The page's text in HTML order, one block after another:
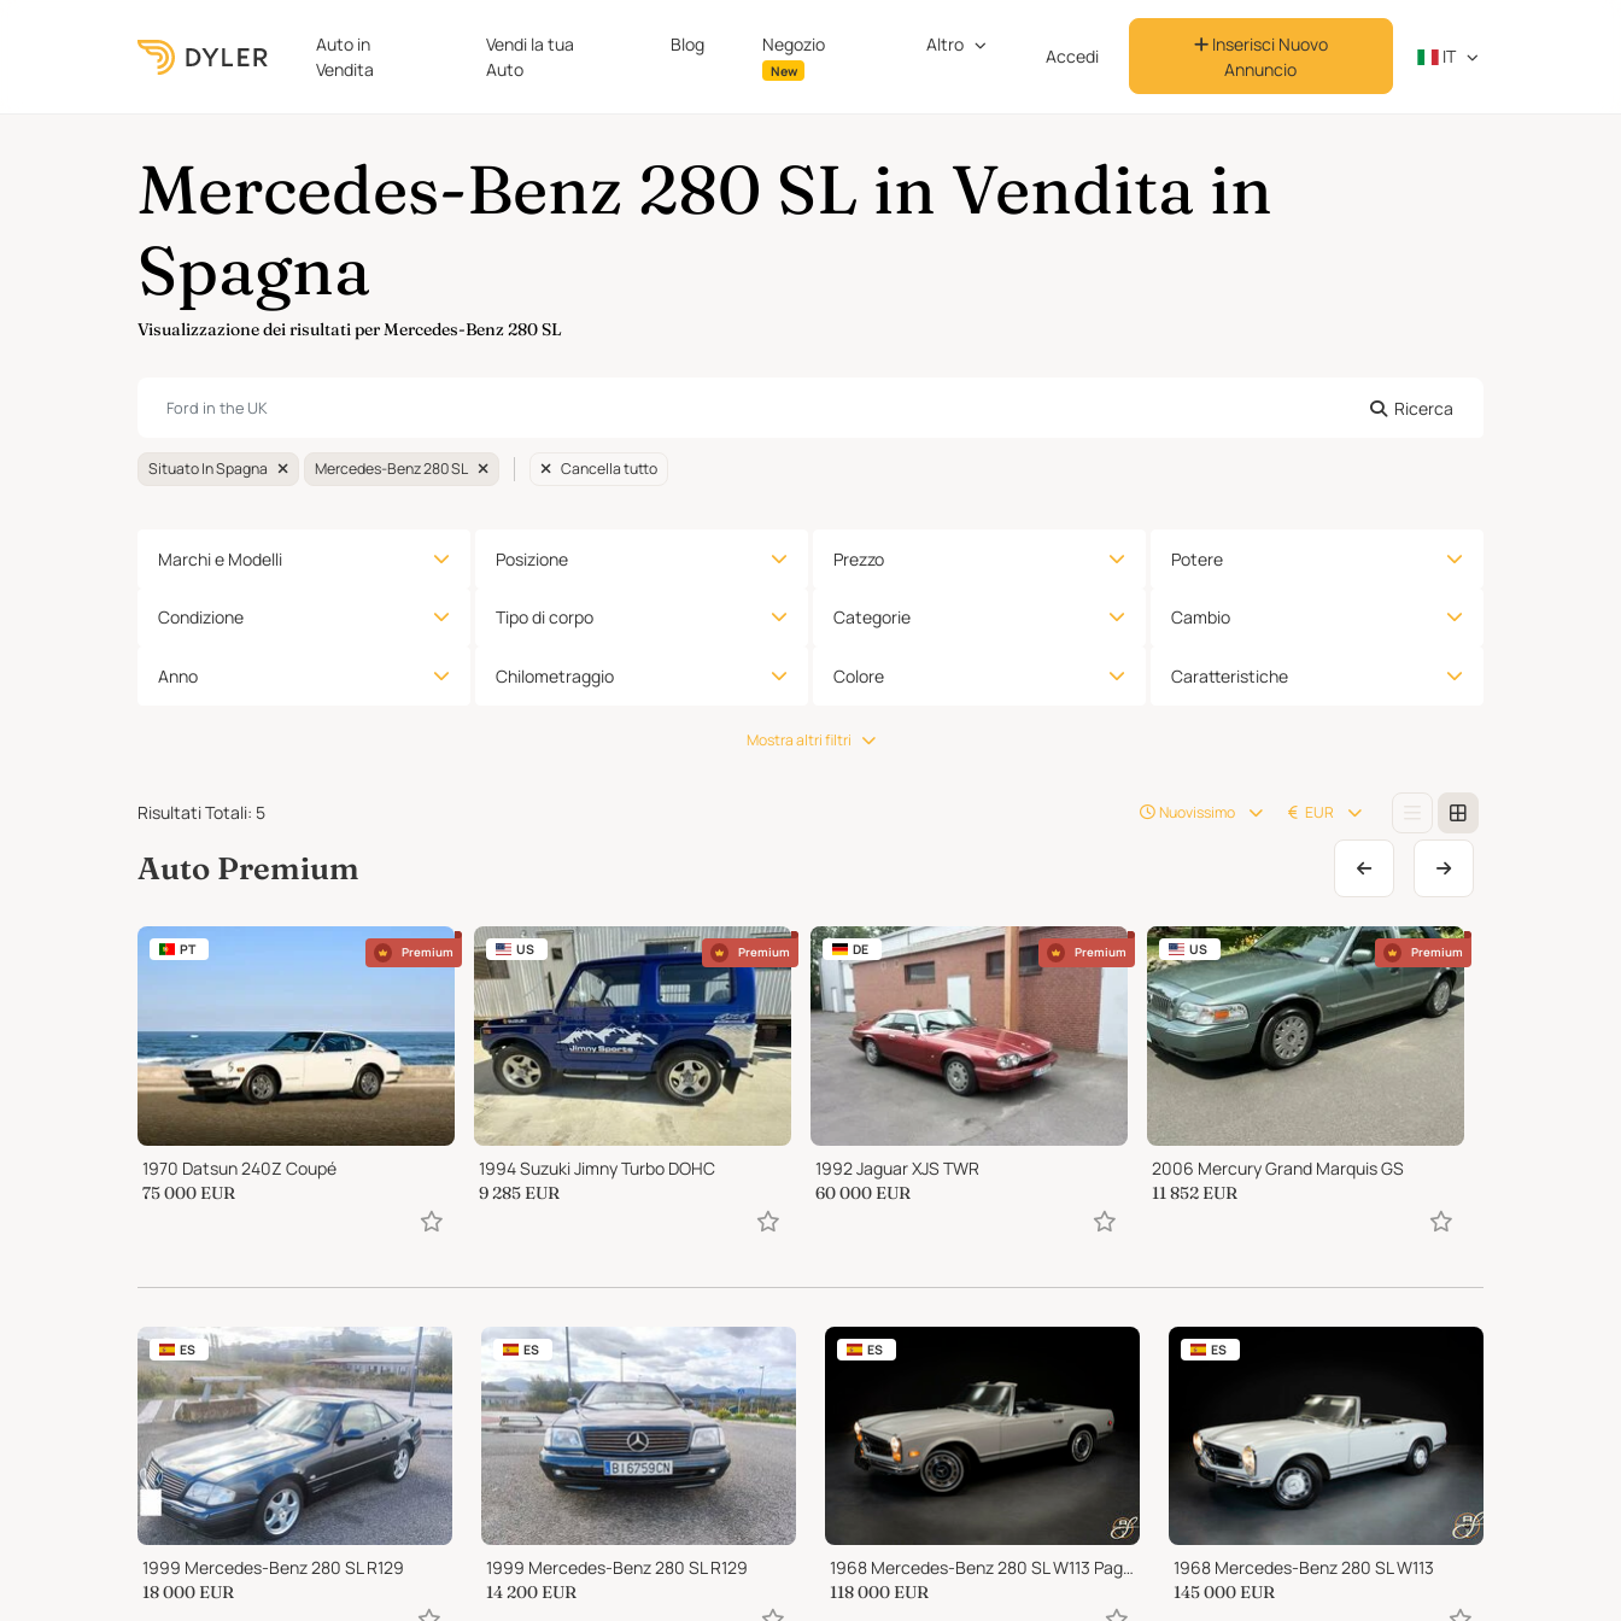
Auto in
Vendita
Vendi la tua
Auto
Blog Negozio
New
Altro
Accedi
Inserisci Nuovo
Annuncio
IT
Mercedes-Benz 280 SL in Vendita in
Spagna
Visualizzazione dei risultati per Mercedes-Benz 280 SL
Ricerca
Situato In Spagna Mercedes-Benz 280 SL Cancella tutto
Marchi e Modelli
Condizione
Anno
Posizione
Tipo di corpo
Chilometraggio
Prezzo
Categorie
Colore
Potere
Cambio
Caratteristiche
Mostra altri filtri
Risultati Totali: 5 Nuovissimo EUR
Auto Premium
PT Premium
1970 Datsun 240Z Coupé
75 000 EUR
US Premium
1994 Suzuki Jimny Turbo DOHC
9 285 EUR
DE Premium
1992 Jaguar XJS TWR
60 000 EUR
US Premium
2006 Mercury Grand Marquis GS
11 852 EUR
ES
1999 Mercedes-Benz 280 SL R129
18 000 EUR
ES
1999 Mercedes-Benz 280 SL R129
14 200 EUR
ES
1968 Mercedes-Benz 280 SL W113 Pagoda
118 000 EUR
ES
1968 Mercedes-Benz 280 SL W113
145 000 EUR